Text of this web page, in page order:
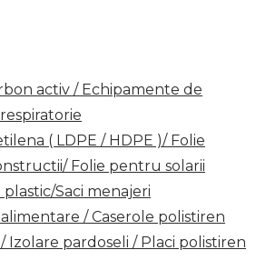
activ / Echipamente de
( LDPE / HDPE )/ Folie
Folie pentru solarii
Saci menajeri
/ Caserole polistiren
/ Izolare pardoseli / Placi polistiren